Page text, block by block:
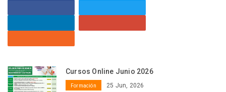
Cursos Online Junio 2026
Formación 25 Jun, 2026